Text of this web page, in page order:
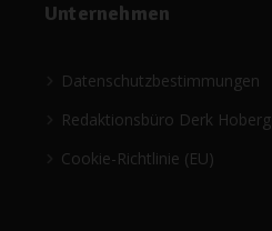
Unternehmen
Datenschutzbestimmungen
Redaktionsbüro Derk Hoberg
Cookie-Richtlinie (EU)